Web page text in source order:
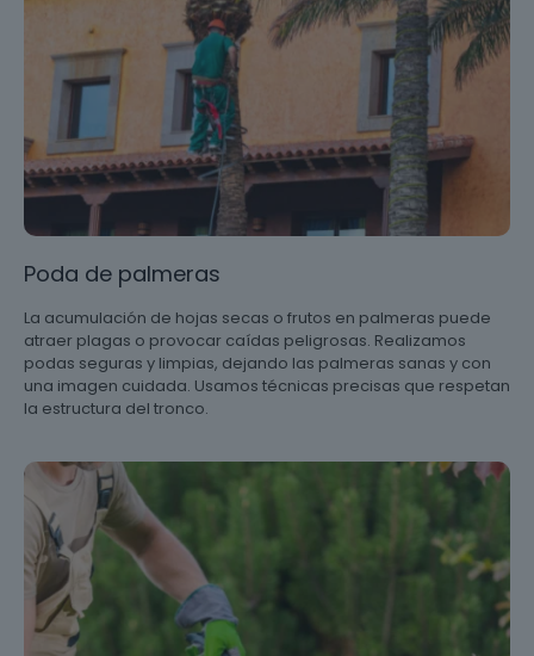
Poda de palmeras
La acumulación de hojas secas o frutos en palmeras puede
atraer plagas o provocar caídas peligrosas. Realizamos
podas seguras y limpias, dejando las palmeras sanas y con
una imagen cuidada. Usamos técnicas precisas que respetan
la estructura del tronco.